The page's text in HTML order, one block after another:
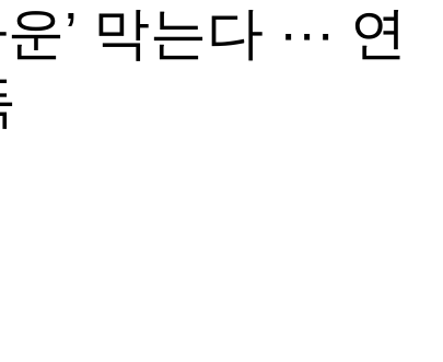
’ 막는다 ··· 연